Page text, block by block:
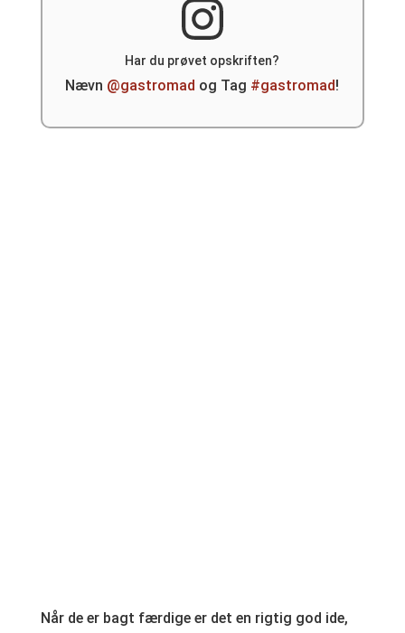
Har du prøvet opskriften?
Nævn @gastromad og Tag #gastromad!
Når de er bagt færdige er det en rigtig god ide,